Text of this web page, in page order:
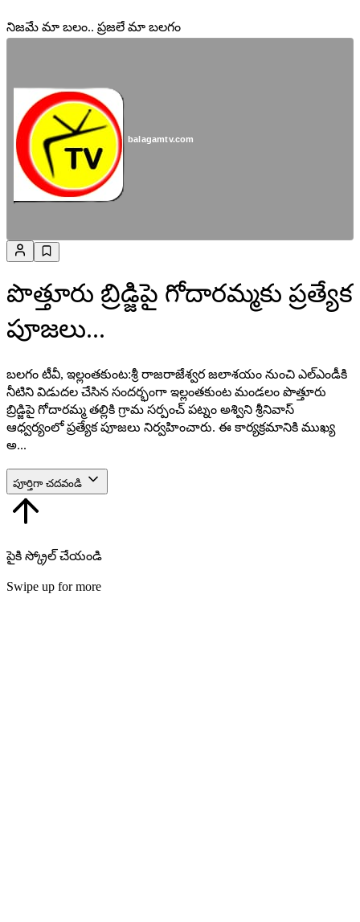
నిజమే మా బలం.. ప్రజలే మా బలగం
balagamtv.com
పొత్తూరు బ్రిడ్జిపై గోదారమ్మకు ప్రత్యేక
పూజలు...
బలగం టీవీ, ఇల్లంతకుంట:శ్రీ రాజరాజేశ్వర జలాశయం నుంచి ఎల్‌ఎండీకి
నీటిని విడుదల చేసిన సందర్భంగా ఇల్లంతకుంట మండలం పొత్తూరు
బ్రిడ్జిపై గోదారమ్మ తల్లికి గ్రామ సర్పంచ్ పట్నం అశ్విని శ్రీనివాస్
ఆధ్వర్యంలో ప్రత్యేక పూజలు నిర్వహించారు. ఈ కార్యక్రమానికి ముఖ్య
అ...
పూర్తిగా చదవండి
పైకి స్క్రోల్ చేయండి
Swipe up for more